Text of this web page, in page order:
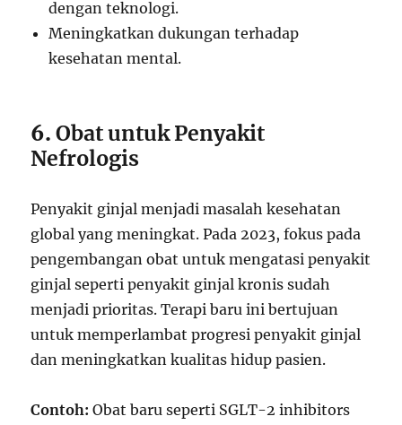
dengan teknologi.
Meningkatkan dukungan terhadap
kesehatan mental.
6.Obat untuk Penyakit
Nefrologis
Penyakit ginjal menjadi masalah kesehatan
global yang meningkat. Pada 2023, fokus pada
pengembangan obat untuk mengatasi penyakit
ginjal seperti penyakit ginjal kronis sudah
menjadi prioritas. Terapi baru ini bertujuan
untuk memperlambat progresi penyakit ginjal
dan meningkatkan kualitas hidup pasien.
Contoh: Obat baru seperti SGLT-2 inhibitors